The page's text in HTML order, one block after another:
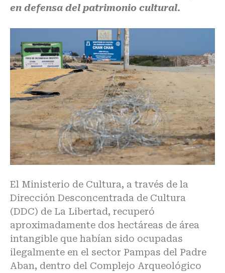
en defensa del patrimonio cultural.
El Ministerio de Cultura, a través de la
Dirección Desconcentrada de Cultura
(DDC) de La Libertad, recuperó
aproximadamente dos hectáreas de área
intangible que habían sido ocupadas
ilegalmente en el sector Pampas del Padre
Aban, dentro del Complejo Arqueológico